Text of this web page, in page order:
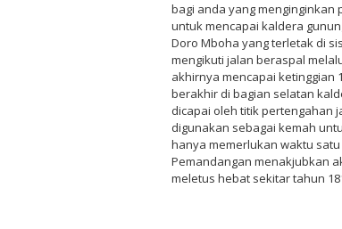
bagi anda yang
untuk mencapai kaldera
Doro Mboha yang terletak di
mengikuti jalan beraspal
akhirnya mencapai ketinggian
berakhir di bagian selatan
dicapai oleh titik pertengahan
digunakan sebagai kemah
hanya memerlukan waktu
Pemandangan menakjubkan
meletus hebat sekitar tahun